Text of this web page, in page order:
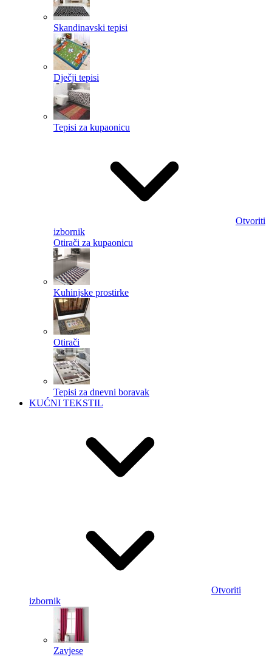
Skandinavski tepisi
Dječji tepisi
Tepisi za kupaonicu
Otvoriti
izbornik
Otirači za kupaonicu
Kuhinjske prostirke
Otirači
Tepisi za dnevni boravak
KUĆNI TEKSTIL
Otvoriti
izbornik
Zavjese